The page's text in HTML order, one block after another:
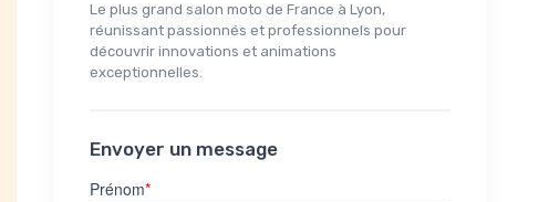
Le plus grand salon moto de France à Lyon,
réunissant passionnés et professionnels pour
découvrir innovations et animations
exceptionnelles.
Envoyer un message